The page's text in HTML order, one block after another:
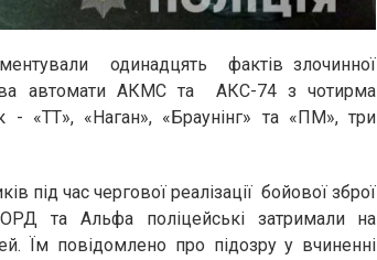
одинадцять фактів злочинної
два автомати АКМС та АКС-74 з чотирма
- «ТТ», «Наган», «Браунінг» та «ПМ», три
під час чергової реалізації бойової зброї
та Альфа поліцейські затримали на
Їм повідомлено про підозру у вчиненні